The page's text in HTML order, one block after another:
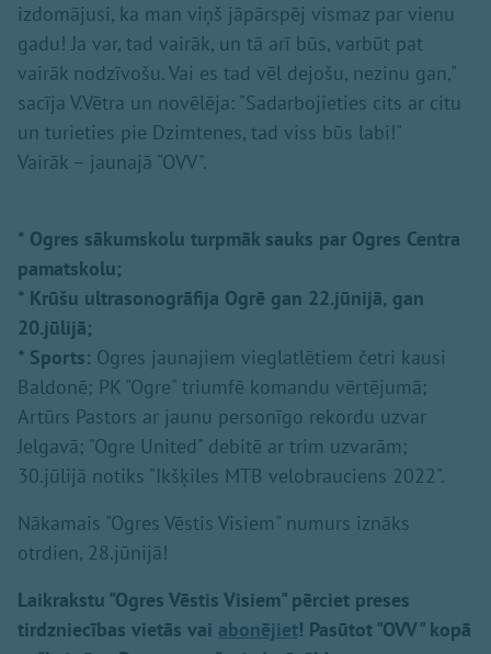
izdomājusi, ka man viņš jāpārspēj vismaz par vienu
gadu! Ja var, tad vairāk, un tā arī būs, varbūt pat
vairāk nodzīvošu. Vai es tad vēl dejošu, nezinu gan,"
sacīja V.Vētra un novēlēja: "Sadarbojieties cits ar citu
un turieties pie Dzimtenes, tad viss būs labi!"
Vairāk – jaunajā "OVV".
* Ogres sākumskolu turpmāk sauks par Ogres Centra
pamatskolu;
* Krūšu ultrasonogrāfija Ogrē gan 22.jūnijā, gan
20.jūlijā;
* Sports: Ogres jaunajiem vieglatlētiem četri kausi
Baldonē; PK "Ogre" triumfē komandu vērtējumā;
Artūrs Pastors ar jaunu personīgo rekordu uzvar
Jelgavā; "Ogre United" debitē ar trim uzvarām;
30.jūlijā notiks "Ikšķiles MTB velobrauciens 2022".
Nākamais "Ogres Vēstis Visiem" numurs iznāks
otrdien, 28.jūnijā!
Laikrakstu "Ogres Vēstis Visiem" pērciet preses
tirdzniecības vietās vai abonējiet! Pasūtot "OVV" kopā